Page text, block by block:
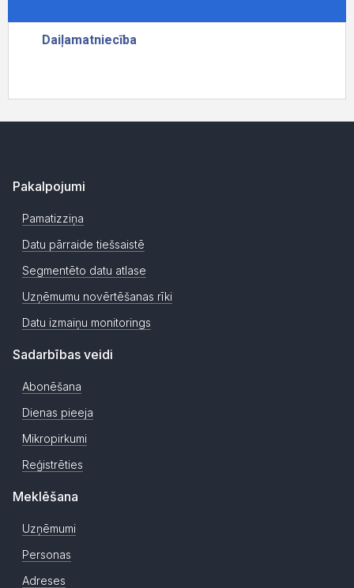
Pakalpojumi
Pamatizziņa
Datu pārraide tiešsaistē
Segmentēto datu atlase
Uzņēmumu novērtēšanas rīki
Datu izmaiņu monitorings
Sadarbības veidi
Abonēšana
Dienas pieeja
Mikropirkumi
Reģistrēties
Meklēšana
Uzņēmumi
Personas
Adreses